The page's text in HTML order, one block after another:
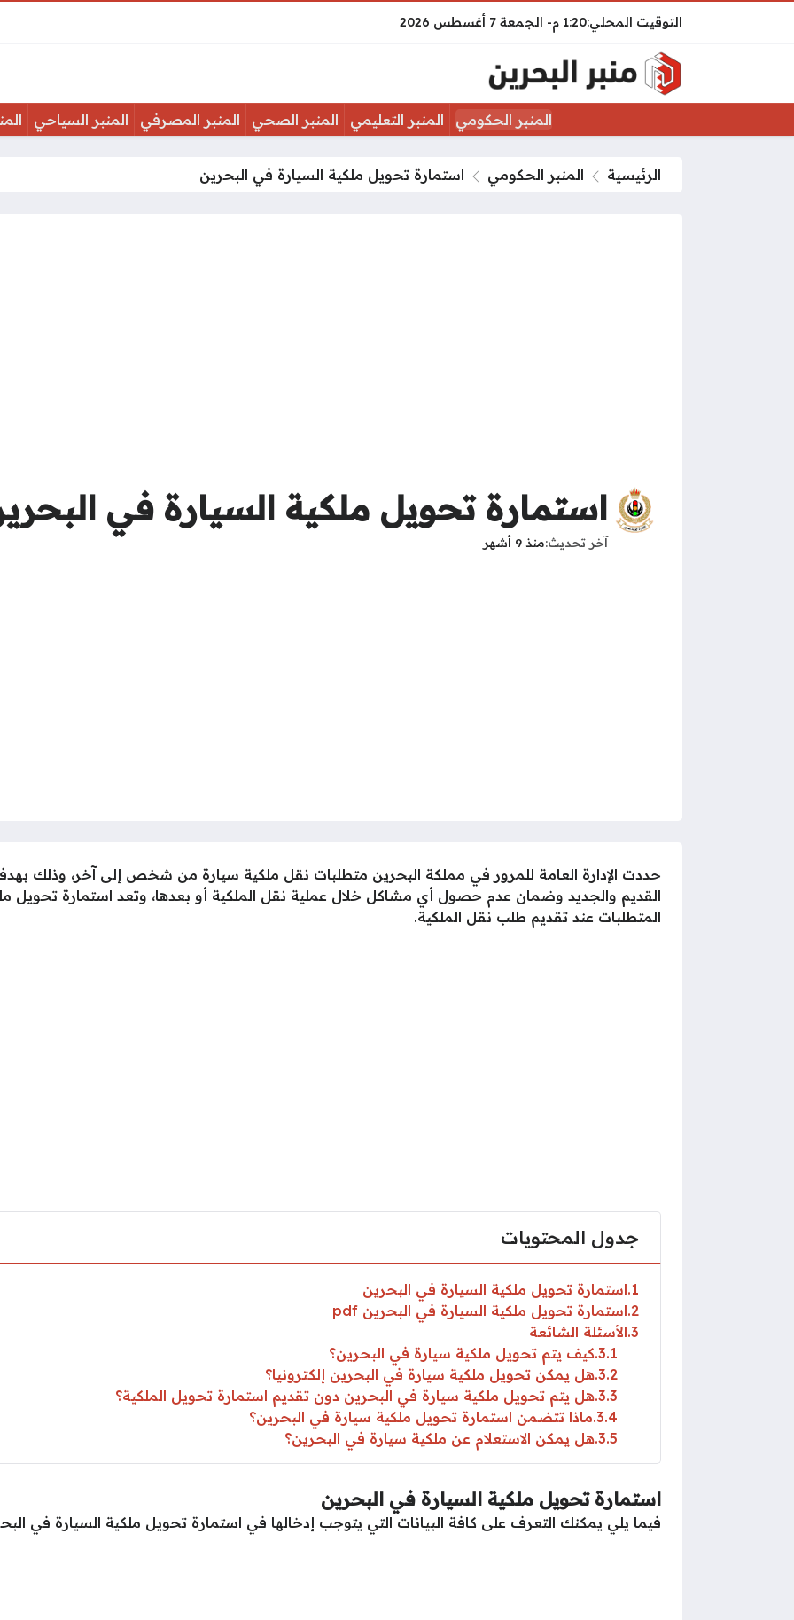
1:20 م الجمعة 7 أغسطس 2026
المنبر الحكومي المنبر التعليمي المنبر الصحي المنبر المصرفي المنبر السياحي
الرئيسية المنبر الحكومي استمارة تحويل ملكية السيارة في البحرين
استمارة تحويل ملكية السيارة في
آخر تحديث منذ 9 أشهر
حددت الإدارة العامة للمرور في مملكة البحرين متطلبات نقل ملكية سيارة من شخص إلى آخر، وذلك
القديم والجديد وضمان عدم حصول أي مشاكل خلال عملية نقل الملكية أو بعدها، وتعد استمارة تحويل
المتطلبات عند تقديم طلب نقل الملكية.
جدول المحتويات
1 استمارة تحويل ملكية السيارة في البحرين
2 استمارة تحويل ملكية السيارة في البحرين pdf
3 الأسئلة الشائعة
3.1 كيف يتم تحويل ملكية سيارة في البحرين؟
3.2 هل يمكن تحويل ملكية سيارة في البحرين إلكترونيا؟
3.3 هل يتم تحويل ملكية سيارة في البحرين دون تقديم استمارة تحويل الملكية؟
3.4 ماذا تتضمن استمارة تحويل ملكية سيارة في البحرين؟
3.5 هل يمكن الاستعلام عن ملكية سيارة في البحرين؟
استمارة تحويل ملكية السيارة في البحرين
فيما يلي يمكنك التعرف على كافة البيانات التي يتوجب إدخالها في استمارة تحويل ملكية السيارة في